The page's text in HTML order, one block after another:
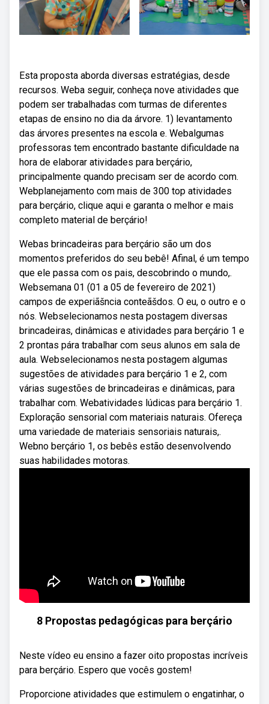
Esta proposta aborda diversas estratégias, desde
recursos. Weba seguir, conheça nove atividades que
podem ser trabalhadas com turmas de diferentes
etapas de ensino no dia da árvore. 1) levantamento
das árvores presentes na escola e. Webalgumas
professoras tem encontrado bastante dificuldade na
hora de elaborar atividades para berçário,
principalmente quando precisam ser de acordo com.
Webplanejamento com mais de 300 top atividades
para berçário, clique aqui e garanta o melhor e mais
completo material de berçário!
Webas brincadeiras para berçário são um dos
momentos preferidos do seu bebê! Afinal, é um tempo
que ele passa com os pais, descobrindo o mundo,.
Websemana 01 (01 a 05 de fevereiro de 2021)
campos de experiãšncia conteãšdos. O eu, o outro e o
nós. Webselecionamos nesta postagem diversas
brincadeiras, dinâmicas e atividades para berçário 1 e
2 prontas pára trabalhar com seus alunos em sala de
aula. Webselecionamos nesta postagem algumas
sugestões de atividades para berçário 1 e 2, com
várias sugestões de brincadeiras e dinâmicas, para
trabalhar com. Webatividades lúdicas para berçário 1.
Exploração sensorial com materiais naturais. Ofereça
uma variedade de materiais sensoriais naturais,.
Webno berçário 1, os bebês estão desenvolvendo
suas habilidades motoras.
8 Propostas pedagógicas para berçário
Neste vídeo eu ensino a fazer oito propostas incríveis
para berçário. Espero que vocês gostem!
Proporcione atividades que estimulem o engatinhar, o